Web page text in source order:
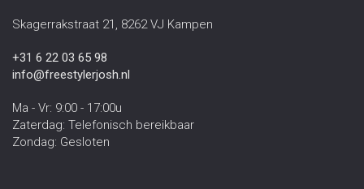
Skagerrakstraat 21, 8262 VJ Kampen
+31 6 22 03 65 98
info@freestylerjosh.nl
Ma - Vr: 9:00 - 17:00u
Zaterdag: Telefonisch bereikbaar
Zondag: Gesloten